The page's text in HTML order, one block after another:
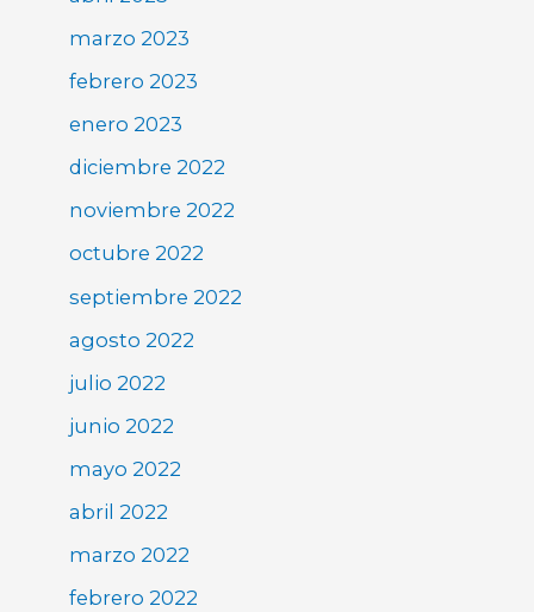
marzo 2023
febrero 2023
enero 2023
diciembre 2022
noviembre 2022
octubre 2022
septiembre 2022
agosto 2022
julio 2022
junio 2022
mayo 2022
abril 2022
marzo 2022
febrero 2022